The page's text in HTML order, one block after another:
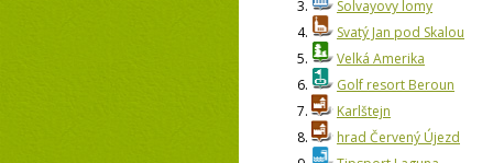
3.
Solvayovy lomy
4.
Svatý Jan pod Skalou
5.
Velká Amerika
6.
Golf resort Beroun
7.
Karlštejn
8.
hrad Červený Újezd